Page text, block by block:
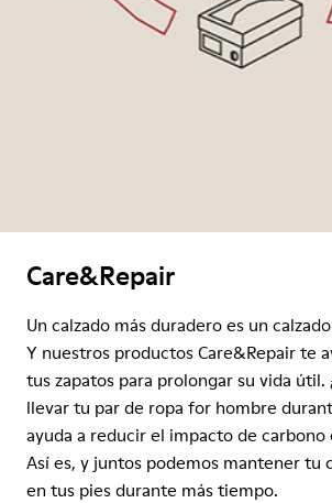
Care&Repair
Un calzado más duradero es un
Y nuestros productos Care&Repair te
tus zapatos para prolongar su vida útil.
llevar tu par de ropa for hombre
ayuda a reducir el impacto de carbono
Así es, y juntos podemos mantener tu
en tus pies durante más tiempo.